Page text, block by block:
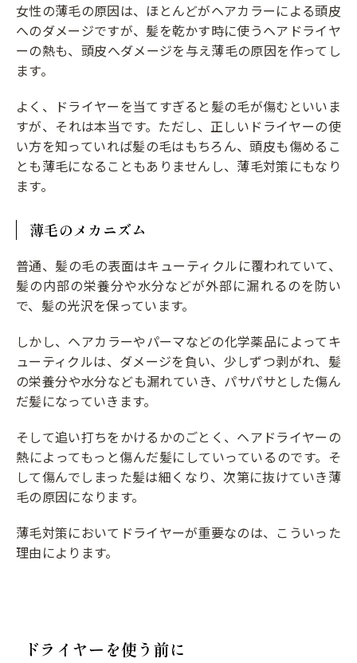
女性の薄毛の原因は、ほとんどがヘアカラーによる頭皮
へのダメージですが、髪を乾かす時に使うヘアドライヤ
ーの熱も、頭皮へダメージを与え薄毛の原因を作ってし
ます。
よく、ドライヤーを当てすぎると髪の毛が傷むといいま
すが、それは本当です。ただし、正しいドライヤーの使
い方を知っていれば髪の毛はもちろん、頭皮も傷めるこ
とも薄毛になることもありませんし、薄毛対策にもなり
ます。
薄毛のメカニズム
普通、髪の毛の表面はキューティクルに覆われていて、
髪の内部の栄養分や水分などが外部に漏れるのを防い
で、髪の光沢を保っています。
しかし、ヘアカラーやパーマなどの化学薬品によってキ
ューティクルは、ダメージを負い、少しずつ剥がれ、髪
の栄養分や水分なども漏れていき、パサパサとした傷ん
だ髪になっていきます。
そして追い打ちをかけるかのごとく、ヘアドライヤーの
熱によってもっと傷んだ髪にしていっているのです。そ
して傷んでしまった髪は細くなり、次第に抜けていき薄
毛の原因になります。
薄毛対策においてドライヤーが重要なのは、こういった
理由によります。
ドライヤーを使う前に